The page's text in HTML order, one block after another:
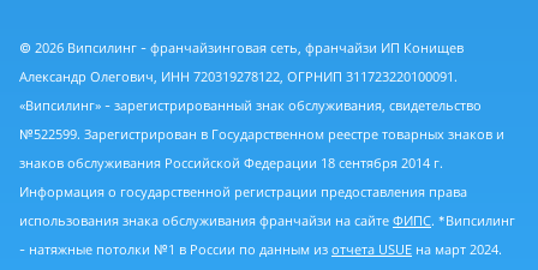
© 2026 Випсилинг - франчайзинговая сеть, франчайзи ИП Конищев
Александр Олегович, ИНН 720319278122, ОГРНИП 311723220100091.
«Випсилинг» - зарегистрированный знак обслуживания, свидетельство
№522599. Зарегистрирован в Государственном реестре товарных знаков и
знаков обслуживания Российской Федерации 18 сентября 2014 г.
Информация о государственной регистрации предоставления права
использования знака обслуживания франчайзи на сайте ФИПС. *Випсилинг
- натяжные потолки №1 в России по данным из отчета USUE на март 2024.